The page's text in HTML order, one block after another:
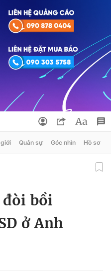
Quân sự Góc nhìn Hồ sơ
đòi bồi
ở Anh